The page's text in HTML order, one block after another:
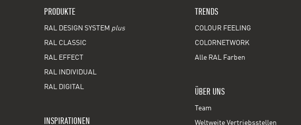
PRODUKTE
RAL DESIGN SYSTEM plus
RAL CLASSIC
RAL EFFECT
RAL INDIVIDUAL
RAL DIGITAL
INSPIRATIONEN
TRENDS
COLOUR FEELING
COLORNETWORK
Alle RAL Farben
ÜBER UNS
Team
Weltweite Vertriebsstellen